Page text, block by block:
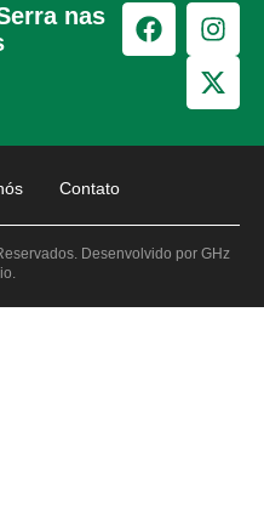
nas
Contato
Desenvolvido por GHz